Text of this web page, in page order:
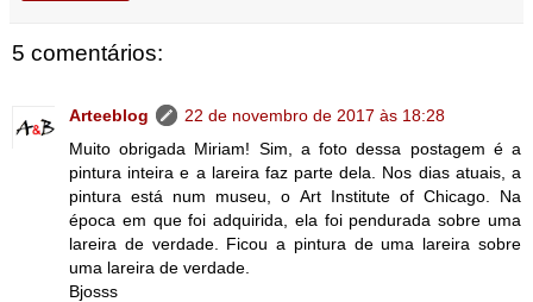
5 comentários:
Arteeblog
22 de novembro de 2017 às 18:28
Muito obrigada Miriam! Sim, a foto dessa postagem é a
pintura inteira e a lareira faz parte dela. Nos dias atuais, a
pintura está num museu, o Art Institute of Chicago. Na
época em que foi adquirida, ela foi pendurada sobre uma
lareira de verdade. Ficou a pintura de uma lareira sobre
uma lareira de verdade.
Bjosss